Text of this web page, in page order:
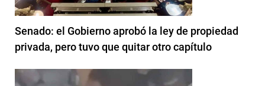
Senado: el Gobierno aprobó la ley de propiedad
privada, pero tuvo que quitar otro capítulo